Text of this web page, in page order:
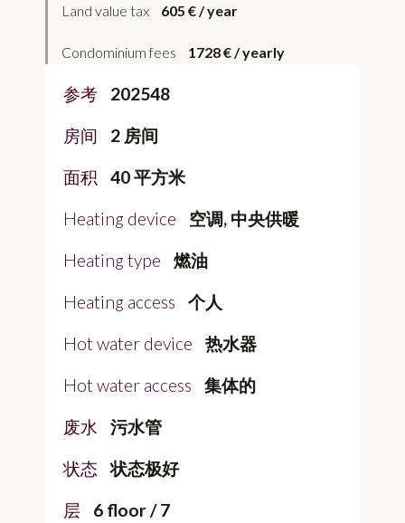
参考
202548
房间
2 房间
面积
40 平方米
Heating device
空调, 中央供暖
Heating type
燃油
Heating access
个人
Hot water device
热水器
Hot water access
集体的
废水
污水管
状态
状态极好
层
6 floor / 7
Land value tax 605 € / year
Condominium fees 1728 € / yearly